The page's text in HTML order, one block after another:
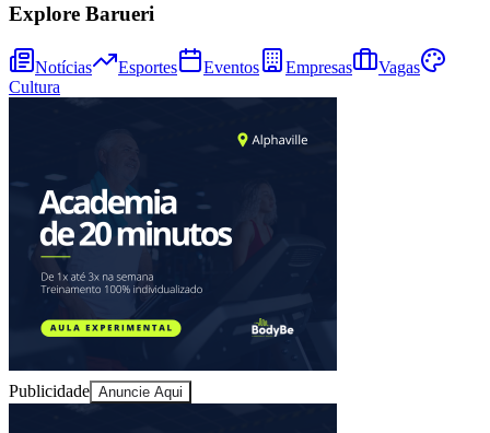
Ceará
Explore Barueri
Notícias Esportes Eventos Empresas
Vagas
Cultura
Publicidade Anuncie Aqui